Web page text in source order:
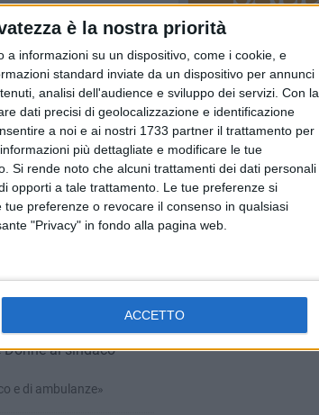
è la nostra priorità
a informazioni su un dispositivo, come i cookie, e
standard inviate da un dispositivo per annunci
analisi dell'audience e sviluppo dei servizi. Con la
dati precisi di geolocalizzazione e identificazione
a noi e ai nostri 1733 partner il trattamento per
più dettagliate e modificare le tue
Si rende noto che alcuni trattamenti dei dati personali
opporti a tale trattamento. Le tue preferenze si
preferenze o revocare il consenso in qualsiasi
"Privacy" in fondo alla pagina web.
ACCETTO
del M5S
ed organizzativa non
pienamente attuato»
di Emiliano e Delle
preannunciano sit-in
al sindaco
e di ambulanze»